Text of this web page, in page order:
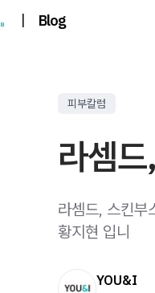
| Blog
피부칼럼
라셈
라셈드, 스킨부
황지현 입니
YOU&I